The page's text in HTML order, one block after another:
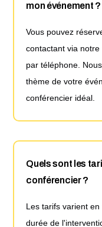
mon événement ?
Vous pouvez
contactant via
par téléphone.
thème de votre
conférencier idéal.
Quels sont les
conférencier ?
Les tarifs varient
durée de